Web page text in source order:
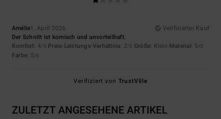
Amélie1. April 2026
Verifizierter Kauf
Der Schnitt ist komisch und unvorteilhaft.
Komfort: 4/5 Preis-Leistungs-Verhältnis: 2/5 Größe: Klein Material: 5 /5
Farbe: 5/5
Verifiziert von TrustVille
ZULETZT ANGESEHENE ARTIKEL